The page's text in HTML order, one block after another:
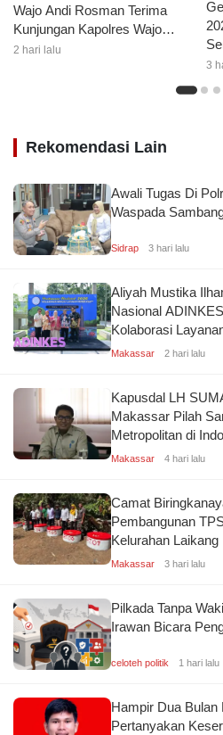
Wajo Andi Rosman Terima
Kunjungan Kapolres Wajo
AKBP Douglas Mahendrajaya
2 hari lalu
3
Rekomendasi Lain
Awali Tugas Di
Waspada
Sidrap 3 hari lalu
Aliyah Mustika
Nasional
Kolaborasi
Makassar 2 hari lalu
Kapusdal LH
Makassar Pilah
Metropolitan di
Makassar 4 hari lalu
Camat
Pembangunan
Kelurahan Laikang
Makassar 3 hari lalu
Pilkada Tanpa
Irawan Bicara
celoteh politik 1 hari lalu
Hampir Dua Bulan
Pertanyakan